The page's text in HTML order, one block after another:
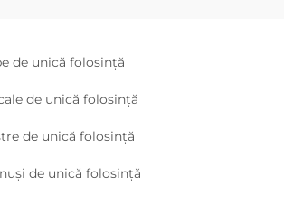
de unică folosință
de unică folosință
de unică folosință
de unică folosință